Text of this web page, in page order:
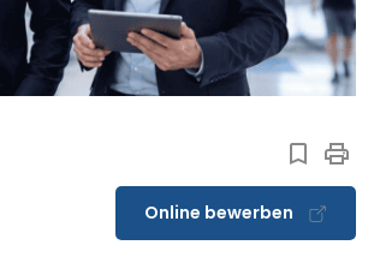
Online bewerben